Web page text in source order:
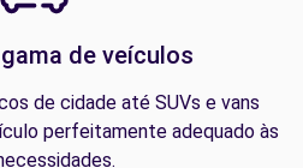
de veículos
de cidade até SUVs e vans
perfeitamente adequado às